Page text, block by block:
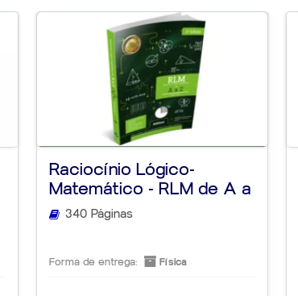
Raciocínio Lógico-
Matemático - RLM de A a
Z - 2ª Edição
340 Páginas
Forma de entrega: Física